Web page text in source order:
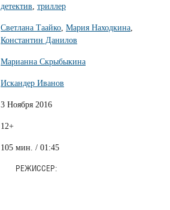
детектив, триллер
Светлана Таайко, Мария Находкина,
Константин Данилов
Марианна Скрыбыкина
Искандер Иванов
3 Ноября 2016
12+
105 мин. / 01:45
РЕЖИССЕР: